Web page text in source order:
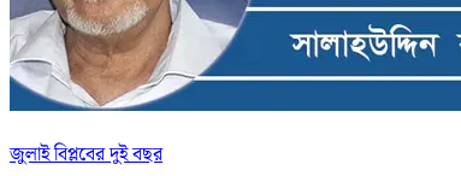
জুলাই বিপ্লবের দুই বছর